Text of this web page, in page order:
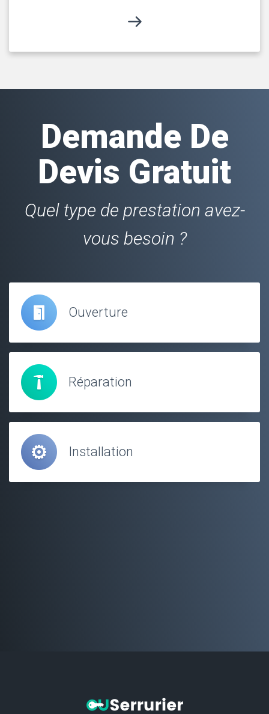
Demande De
Devis Gratuit
Quel type de prestation avez-
vous besoin ?
Ouverture
Réparation
Installation